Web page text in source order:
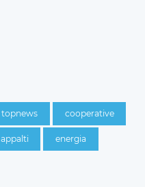
topnews cooperative
appalti energia